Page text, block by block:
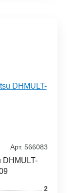
Арт. 566083
DHMULT-
2